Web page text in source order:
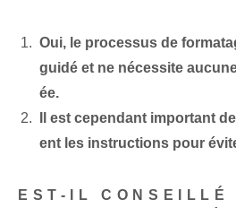
Oui, le processus de
guidé et ne nécessite
ée.
Il est cependant important
ent les instructions pour
EST-IL CONSEILLÉ